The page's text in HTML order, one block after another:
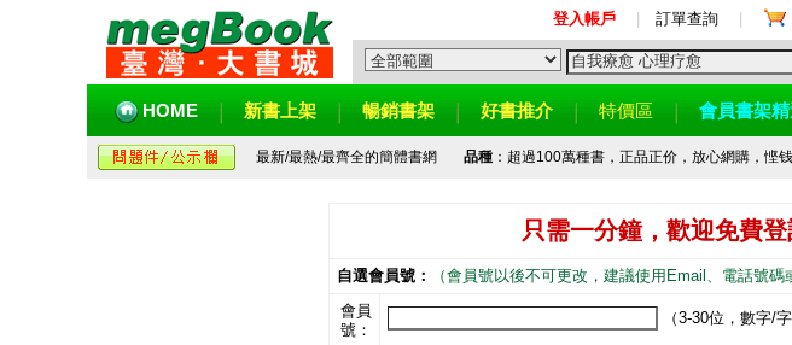
登入帳戶 訂單查詢
HOME 新書上架 暢銷書架 好書推介 特價區 會員書架精
最新/最熱/最齊全的簡體書網 品種：超過100萬種書，正品正价，放心網購，悭
只需一分鐘，歡迎免費
自選會員號：
（會員號以後不可更改，建議使用Email、電話號碼
會員
號：
（3-30位，數字/